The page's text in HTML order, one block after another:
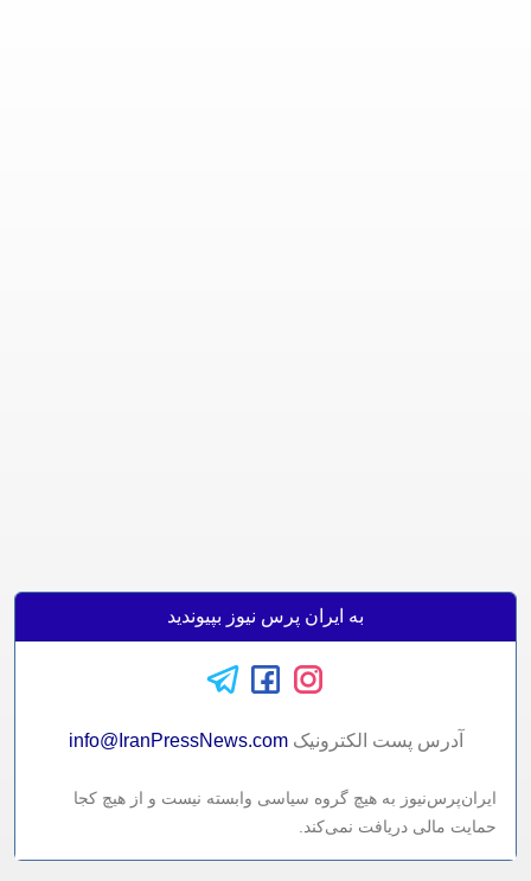
به ایران پرس نیوز بپیوندید
آدرس پست الکترونيکinfo@IranPressNews.com
ایران‌پرس‌نیوز به هیچ گروه سیاسی وابسته نیست و از هیچ کجا
حمایت مالی دریافت نمی‌کند.